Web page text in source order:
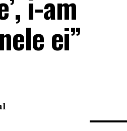
ei”